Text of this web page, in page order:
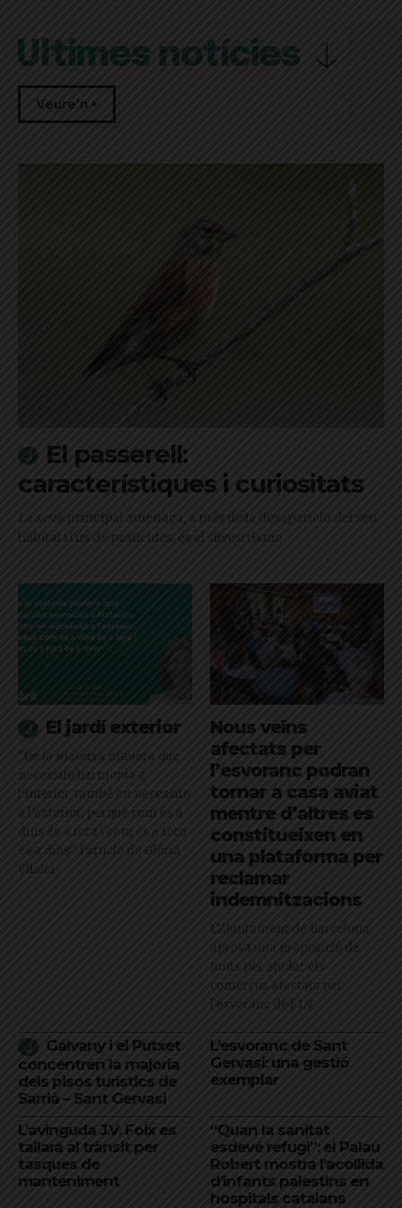
Últimes notícies
Veure'n +
El passerell:
característiques i curiositats
La seva principal amenaça, a més de la desaparició del seu
hàbitat i l'ús de pesticides, és el silvestrisme
El jardí exterior
"De la mateixa manera que
necessito harmonia a
l’interior, també en necessito
a l’exterior, perquè com és a
dins és a fora i com és a fora
és a dins": l'article de Glòria
Vilalta
Nous veïns
afectats per
l’esvoranc podran
tornar a casa aviat
mentre d’altres es
constitueixen en
una plataforma per
reclamar
indemnitzacions
L’Ajuntament de Barcelona
aprova una proposició de
Junts per ajudar els
comerços afectats per
l'esvoranc de l'L9
Galvany i el Putxet
concentren la majoria
dels pisos turístics de
Sarrià – Sant Gervasi
L’esvoranc de Sant
Gervasi: una gestió
exemplar
L’avinguda J.V. Foix es
tallarà al trànsit per
tasques de
manteniment
“Quan la sanitat
esdevé refugi”: el Palau
Robert mostra l’acollida
d’infants palestins en
hospitals catalans